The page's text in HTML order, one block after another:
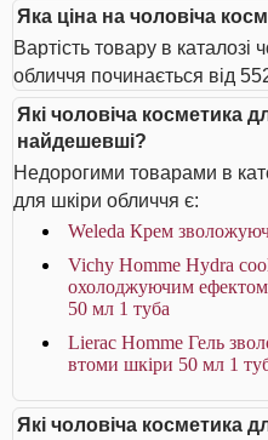
Яка ціна на чоловіча
Вартість товару в каталозі
обличчя починається від
Які чоловіча косметика
найдешевші?
Недорогими товарами в
для шкіри обличчя є:
Weleda Крем
Vichy Homme Hydra
охолоджуючим ефектом
50 мл 1 туба
Lierac Homme Гель
втоми шкіри 50 мл 1
Які чоловіча косметика